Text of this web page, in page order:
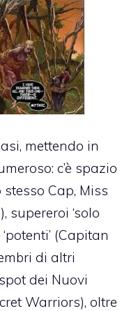
mettendo in
c’è spazio
Cap, Miss
supereroi ‘solo
(Capitan
di altri
dei Nuovi
Warriors), oltre